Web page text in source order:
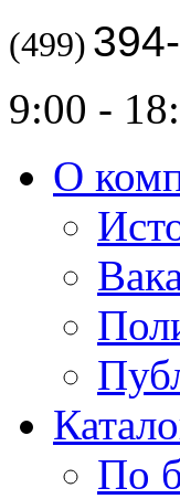
(499)
9:00 -
О
По